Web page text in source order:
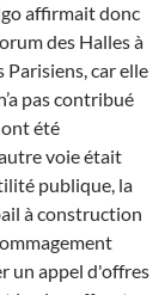
affirmait donc
des Halles à
Parisiens, car elle
pas contribué
été
voie était
publique, la
à construction
un appel d'offres